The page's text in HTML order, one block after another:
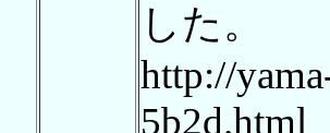
した。
http://
5b2d.html